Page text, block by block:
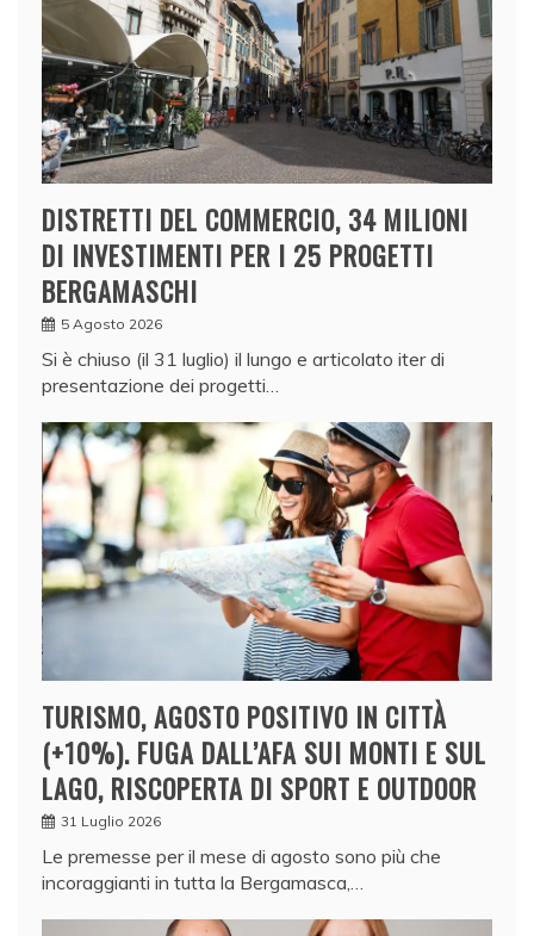
DISTRETTI DEL COMMERCIO, 34 MILIONI
DI INVESTIMENTI PER I 25 PROGETTI
BERGAMASCHI
5 Agosto 2026
Si è chiuso (il 31 luglio) il lungo e articolato iter di
presentazione dei progetti…
TURISMO, AGOSTO POSITIVO IN CITTÀ
(+10%). FUGA DALL’AFA SUI MONTI E SUL
LAGO, RISCOPERTA DI SPORT E OUTDOOR
31 Luglio 2026
Le premesse per il mese di agosto sono più che
incoraggianti in tutta la Bergamasca,…